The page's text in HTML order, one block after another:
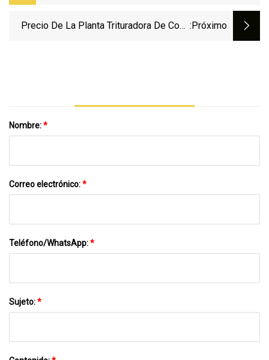
Rellenos De PVC
Precio De La Planta Trituradora De Cono :próximo
Nombre:*
Correo electrónico:*
Teléfono/WhatsApp:*
Sujeto:*